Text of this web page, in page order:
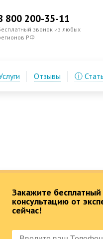
Закажите бесплатный
консультацию от
сейчас!
800 200-35-11
звонок из любых
РФ
Отзывы ⓘ